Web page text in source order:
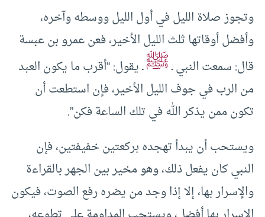
وتجوز صلاة الليل في أول الليل ووسطه وآخره،
وأفضل أوقاتها ثلث الليل الأخير، فعن عمرو بن عبسة
قال: سمعت النبي ـﷺـ يقول: “أقرب ما يكون العبد
من الرب في جوف الليل الأخير، فإن استطعت أن
تكون ممن يذكر الله في تلك الساعة فكن”.
ويستحب أن يبدأ تهجده بركعتين خفيفتين، فإن
النبي كان يفعل ذلك، وهو مخير بين الجهر بالقراءة
والإسرار بها، إلا إذا وجد من يضره رفع الصوت، فيكون